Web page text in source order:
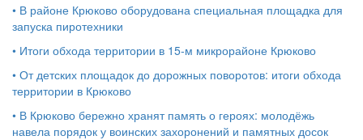
• В районе Крюково оборудована специальная площадка для
запуска пиротехники
• Итоги обхода территории в 15‑м микрорайоне Крюково
• От детских площадок до дорожных поворотов: итоги обхода
территории в Крюково
• В Крюково бережно хранят память о героях: молодёжь
навела порядок у воинских захоронений и памятных досок